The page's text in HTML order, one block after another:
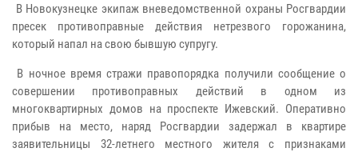
В Новокузнецке экипаж вневедомственной охраны Росгвардии
пресек противоправные действия нетрезвого горожанина,
который напал на свою бывшую супругу.
В ночное время стражи правопорядка получили сообщение о
совершении противоправных действий в одном из
многоквартирных домов на проспекте Ижевский. Оперативно
прибыв на место, наряд Росгвардии задержал в квартире
заявительницы 32-летнего местного жителя с признаками